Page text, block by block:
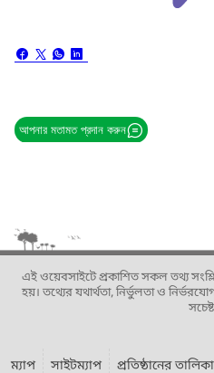
আপনার মতামত প্রদান করুন
এই ওয়েবসাইটে প্রকাশিত সকল তথ্য
হয়। তথ্যের যথার্থতা, নির্ভুলতা ও
ম্যাপ সাইটম্যাপ প্রতিষ্ঠানের তালিকা